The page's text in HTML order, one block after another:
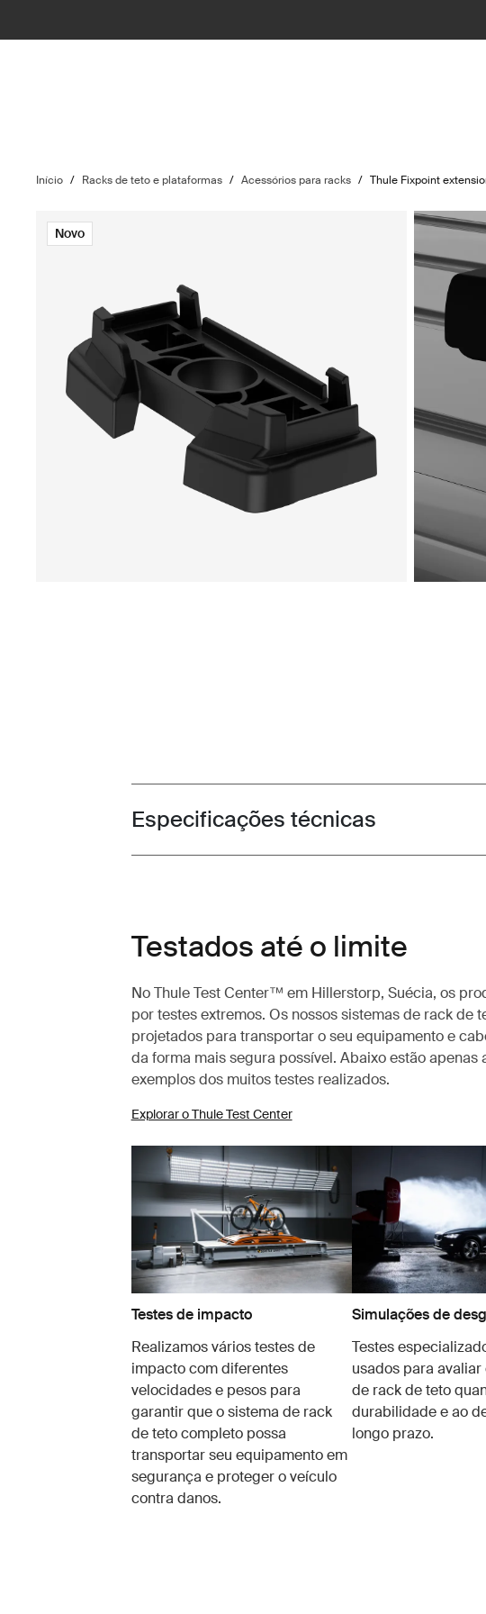
Início / Racks de teto e plataformas / Acessórios para racks / Thule Fixpoint
Novo
Toggle techspec
Especificações técnicas
Testados até o limite
No Thule Test Center™ em Hillerstorp, Suécia, os
por testes extremos. Os nossos sistemas de rack de
projetados para transportar o seu equipamento e
da forma mais segura possível. Abaixo estão apenas
exemplos dos muitos testes realizados.
Explorar o Thule Test Center
Testes de impacto
Realizamos vários testes de
impacto com diferentes
velocidades e pesos para
garantir que o sistema de rack
de teto completo possa
transportar seu equipamento em
segurança e proteger o veículo
contra danos.
Simulações de
Testes
usados para avaliar
de rack de teto
durabilidade e ao
longo prazo.